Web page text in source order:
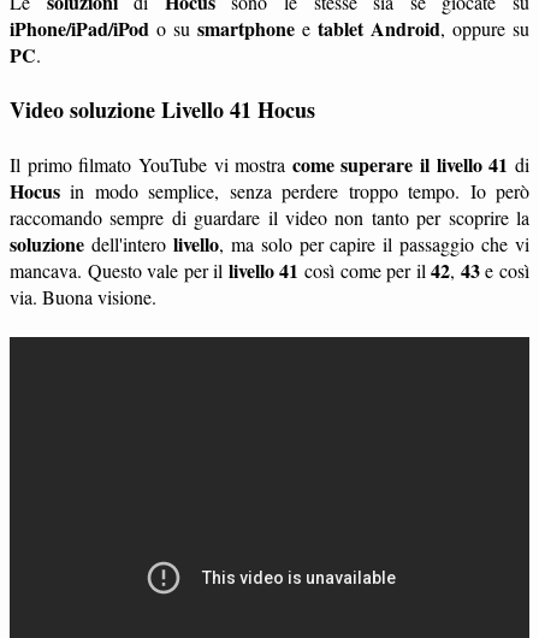
iPhone/iPad/iPod o su smartphone e tablet Android, oppure su
PC.
Video soluzione Livello 41 Hocus
Il primo filmato YouTube vi mostra come superare il livello 41 di
Hocus in modo semplice, senza perdere troppo tempo. Io però
raccomando sempre di guardare il video non tanto per scoprire la
soluzione dell'intero livello, ma solo per capire il passaggio che vi
mancava. Questo vale per il livello 41 così come per il42, 43e così
via. Buona visione.